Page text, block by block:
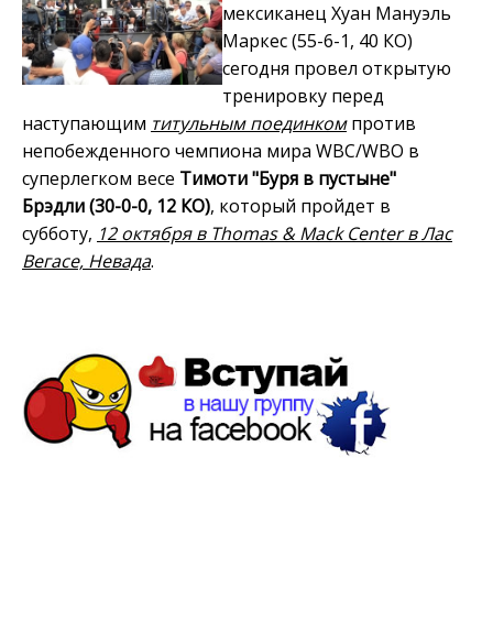
мексиканец Хуан Мануэль
Маркес (55-6-1, 40 КО)
сегодня провел открытую
тренировку перед
наступающим титульным поединкомпротив
непобежденного чемпиона мира WBC/WBO в
суперлегком весе Тимоти "Буря в пустыне"
Брэдли (30-0-0, 12 КО), который пройдет в
субботу, 12 октября в Thomas & Mack Center в Лас
Вегасе, Невада.